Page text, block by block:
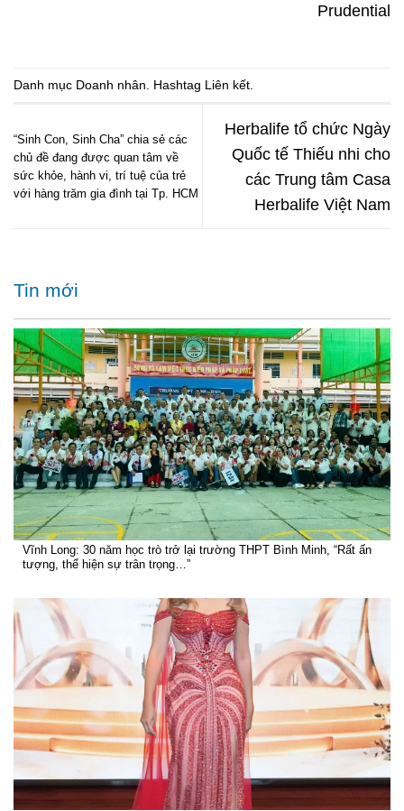
Prudential
Danh mục Doanh nhân . Hashtag Liên kết
“Sinh Con, Sinh Cha” chia sẻ các
chủ đề đang được quan tâm về
sức khỏe, hành vi, trí tuệ của trẻ
với hàng trăm gia đình tại Tp. HCM
Herbalife tổ chức Ngày
Quốc tế Thiếu nhi cho
các Trung tâm Casa
Herbalife Việt Nam
Tin mới
Vĩnh Long: 30 năm học trò trở lại trường THPT Bình Minh, “Rất ấn
tượng, thể hiện sự trân trọng…”